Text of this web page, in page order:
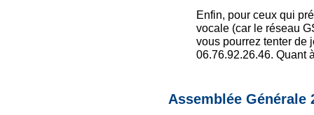
Enfin, pour ceux qui
vocale (car le réseau
vous pourrez tenter de
06.76.92.26.46. Quant
Assemblée Générale